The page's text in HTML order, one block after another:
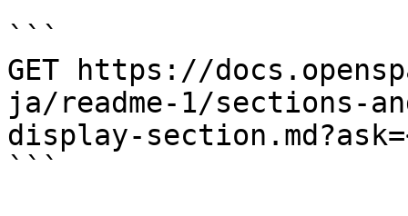
```
GET https://
ja/readme-1/sections-
display-
```